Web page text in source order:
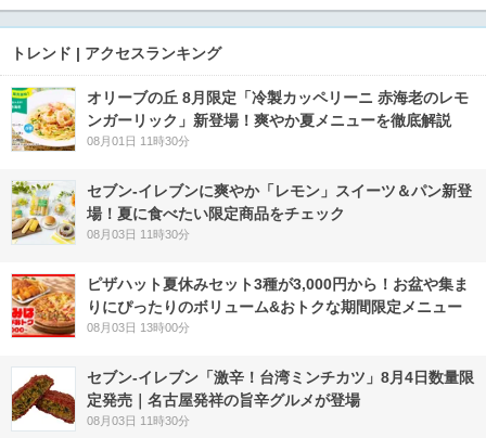
トレンド | アクセスランキング
オリーブの丘 8月限定「冷製カッペリーニ 赤海老のレモ
ンガーリック」新登場！爽やか夏メニューを徹底解説
08月01日 11時30分
セブン‐イレブンに爽やか「レモン」スイーツ＆パン新登
場！夏に食べたい限定商品をチェック
08月03日 11時30分
ピザハット夏休みセット3種が3,000円から！お盆や集ま
りにぴったりのボリューム&おトクな期間限定メニュー
08月03日 13時00分
セブン-イレブン「激辛！台湾ミンチカツ」8月4日数量限
定発売｜名古屋発祥の旨辛グルメが登場
08月03日 11時30分